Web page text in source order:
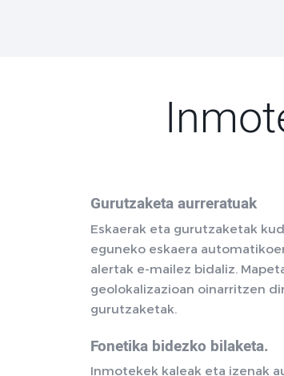
Gurutzaketa aurreratuak
Eskaerak eta gurutzaketak
eguneko eskaera
alertak e-mailez bidaliz.
geolokalizazioan oinarritzen
gurutzaketak.
Fonetika bidezko bilaketa.
Inmotekek kaleak eta izenak